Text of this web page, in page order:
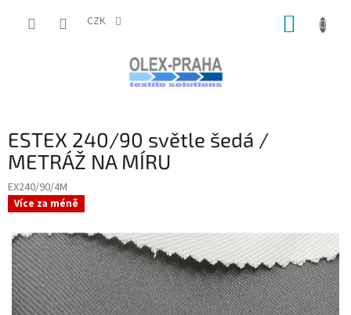
CZK
ESTEX 240/90 světle šedá /
METRÁŽ NA MÍRU
EX240/90/4M
Více za méně